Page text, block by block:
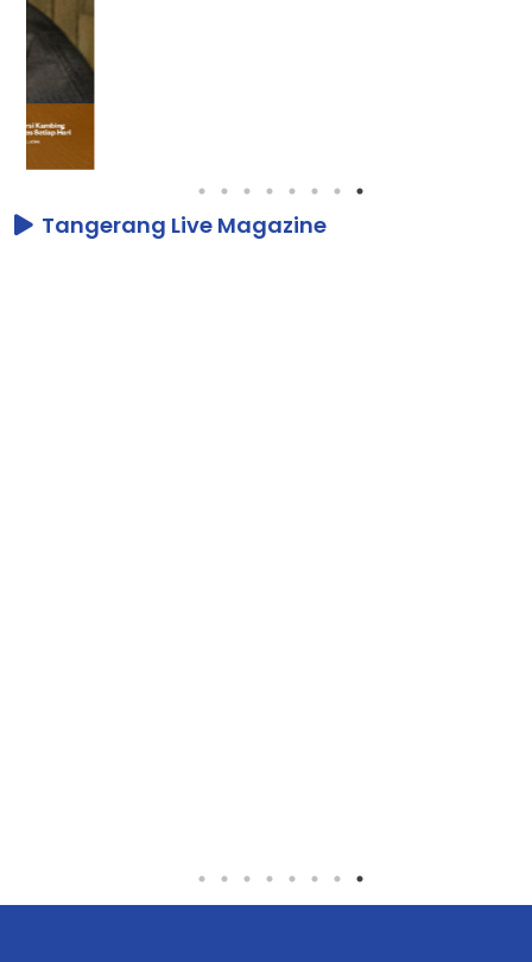
Tangerang Live Magazine